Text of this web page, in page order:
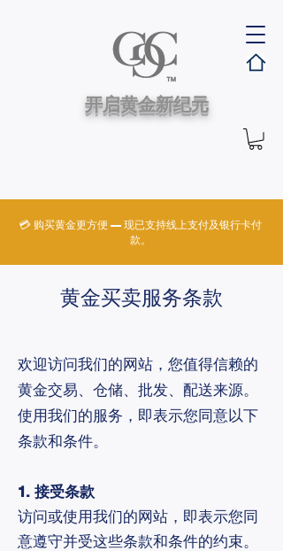
开启黄金新纪元
💳 购买黄金更方便 — 现已支持线上支付及银行卡付
款。
欢迎访问我们的网站，您值得信赖的
黄金交易、仓储、批发、配送来源。
使用我们的服务，即表示您同意以下
条款和条件。
1. 接受条款
访问或使用我们的网站，即表示您同
意遵守并受这些条款和条件的约束。
黄金买卖服务条款